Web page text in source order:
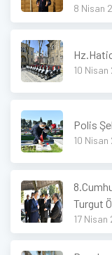
8 Nisan
10 Nisan
Polis
10 Nisan
Turgut
17 Nisan